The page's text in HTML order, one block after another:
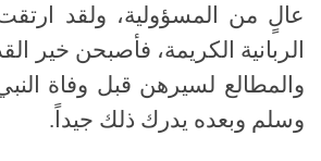
عالٍ من المسؤولية، ولقد
الربانية الكريمة، فأصبحن خير
والمطالع لسيرهن قبل وفاة
وسلم وبعده يدرك ذلك جيداً .